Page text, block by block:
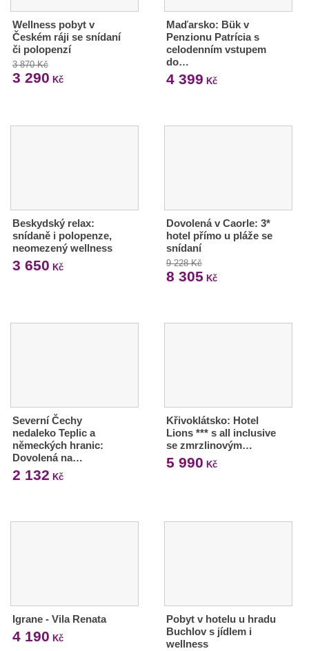
Wellness pobyt v
Českém ráji se snídaní
či polopenzí
3 870 Kč
3 290 Kč
Maďarsko: Bük v
Penzionu Patrícia s
celodenním vstupem
do…
4 399 Kč
Beskydský relax:
snídaně i polopenze,
neomezený wellness
3 650 Kč
Dovolená v Caorle: 3*
hotel přímo u pláže se
snídaní
9 228 Kč
8 305 Kč
Severní Čechy
nedaleko Teplic a
německých hranic:
Dovolená na…
2 132 Kč
Křivoklátsko: Hotel
Lions *** s all inclusive
se zmrzlinovým…
5 990 Kč
Igrane - Vila Renata
4 190 Kč
Pobyt v hotelu u hradu
Buchlov s jídlem i
wellness